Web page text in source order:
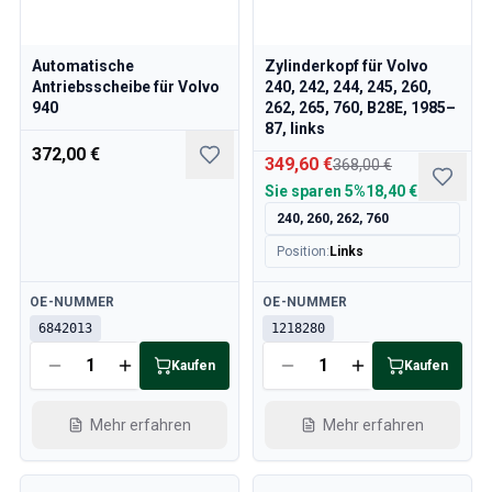
Volvo 850 Räder/Nabenabdeckungen
Volvo 850 KarosserieErsatzteile
Volvo 850 Kraftstoff-/Auspuffanlage
Volvo 850 Getriebe
Volvo 850 Lenkung/Federung
Volvo 850 Verschiedene Ersatzteile
Volvo 940/960 Ersatzteile
Bremsen
Felgen & Reifen
Automatische
Antriebsscheibe für Volvo
940
372,00 €
Verfügbar
OE-NUMMER
6842013
Kaufen
Mehr erfahren
Zylinderkopf für Volvo
240, 242, 244, 245, 260,
262, 265, 760, B28E, 1985–
87, links
349,60 €368,00 €
Sie sparen 5%18,40 €
240, 260, 262, 760
Position: Links
Verfügbar
OE-NUMMER
1218280
Kaufen
Mehr erfahren